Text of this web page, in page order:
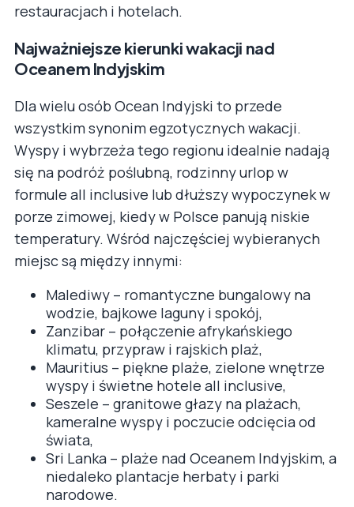
restauracjach i hotelach.
Najważniejsze kierunki wakacji nad
Oceanem Indyjskim
Dla wielu osób Ocean Indyjski to przede
wszystkim synonim egzotycznych wakacji.
Wyspy i wybrzeża tego regionu idealnie nadają
się na podróż poślubną, rodzinny urlop w
formule all inclusive lub dłuższy wypoczynek w
porze zimowej, kiedy w Polsce panują niskie
temperatury. Wśród najczęściej wybieranych
miejsc są między innymi:
Malediwy – romantyczne bungalowy na
wodzie, bajkowe laguny i spokój,
Zanzibar – połączenie afrykańskiego
klimatu, przypraw i rajskich plaż,
Mauritius – piękne plaże, zielone wnętrze
wyspy i świetne hotele all inclusive,
Seszele – granitowe głazy na plażach,
kameralne wyspy i poczucie odcięcia od
świata,
Sri Lanka – plaże nad Oceanem Indyjskim, a
niedaleko plantacje herbaty i parki
narodowe.